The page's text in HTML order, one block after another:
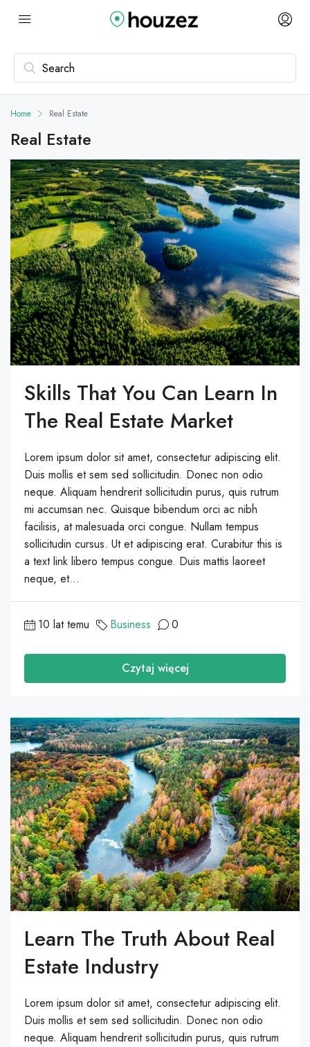
Home Real Estate
Real Estate
Skills That You Can Learn In
The Real Estate Market
Lorem ipsum dolor sit amet, consectetur adipiscing elit.
Duis mollis et sem sed sollicitudin. Donec non odio
neque. Aliquam hendrerit sollicitudin purus, quis rutrum
mi accumsan nec. Quisque bibendum orci ac nibh
facilisis, at malesuada orci congue. Nullam tempus
sollicitudin cursus. Ut et adipiscing erat. Curabitur this is
a text link libero tempus congue. Duis mattis laoreet
neque, et...
10 lat temu Business 0
Czytaj więcej
Learn The Truth About Real
Estate Industry
Lorem ipsum dolor sit amet, consectetur adipiscing elit.
Duis mollis et sem sed sollicitudin. Donec non odio
neque. Aliquam hendrerit sollicitudin purus, quis rutrum